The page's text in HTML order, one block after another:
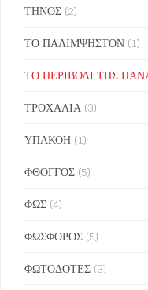
ΤΗΝΟΣ (2)
ΤΟ ΠΑΛΙΜΨΗΣΤΟΝ (1)
ΤΟ ΠΕΡΙΒΟΛΙ ΤΗΣ
ΤΡΟΧΑΛΙΑ (3)
ΥΠΑΚΟΗ (1)
ΦΘΟΓΓΟΣ (5)
ΦΩΣ (4)
ΦΩΣΦΟΡΟΣ (5)
ΦΩΤΟΔΟΤΕΣ (3)